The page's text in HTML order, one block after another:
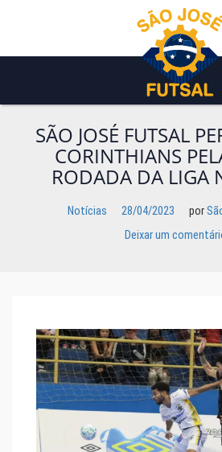
o
SÃO JOSÉ FUTSAL
CORINTHIANS
RODADA DA LIGA
Notícias 28/04/2023 por
Deixar um